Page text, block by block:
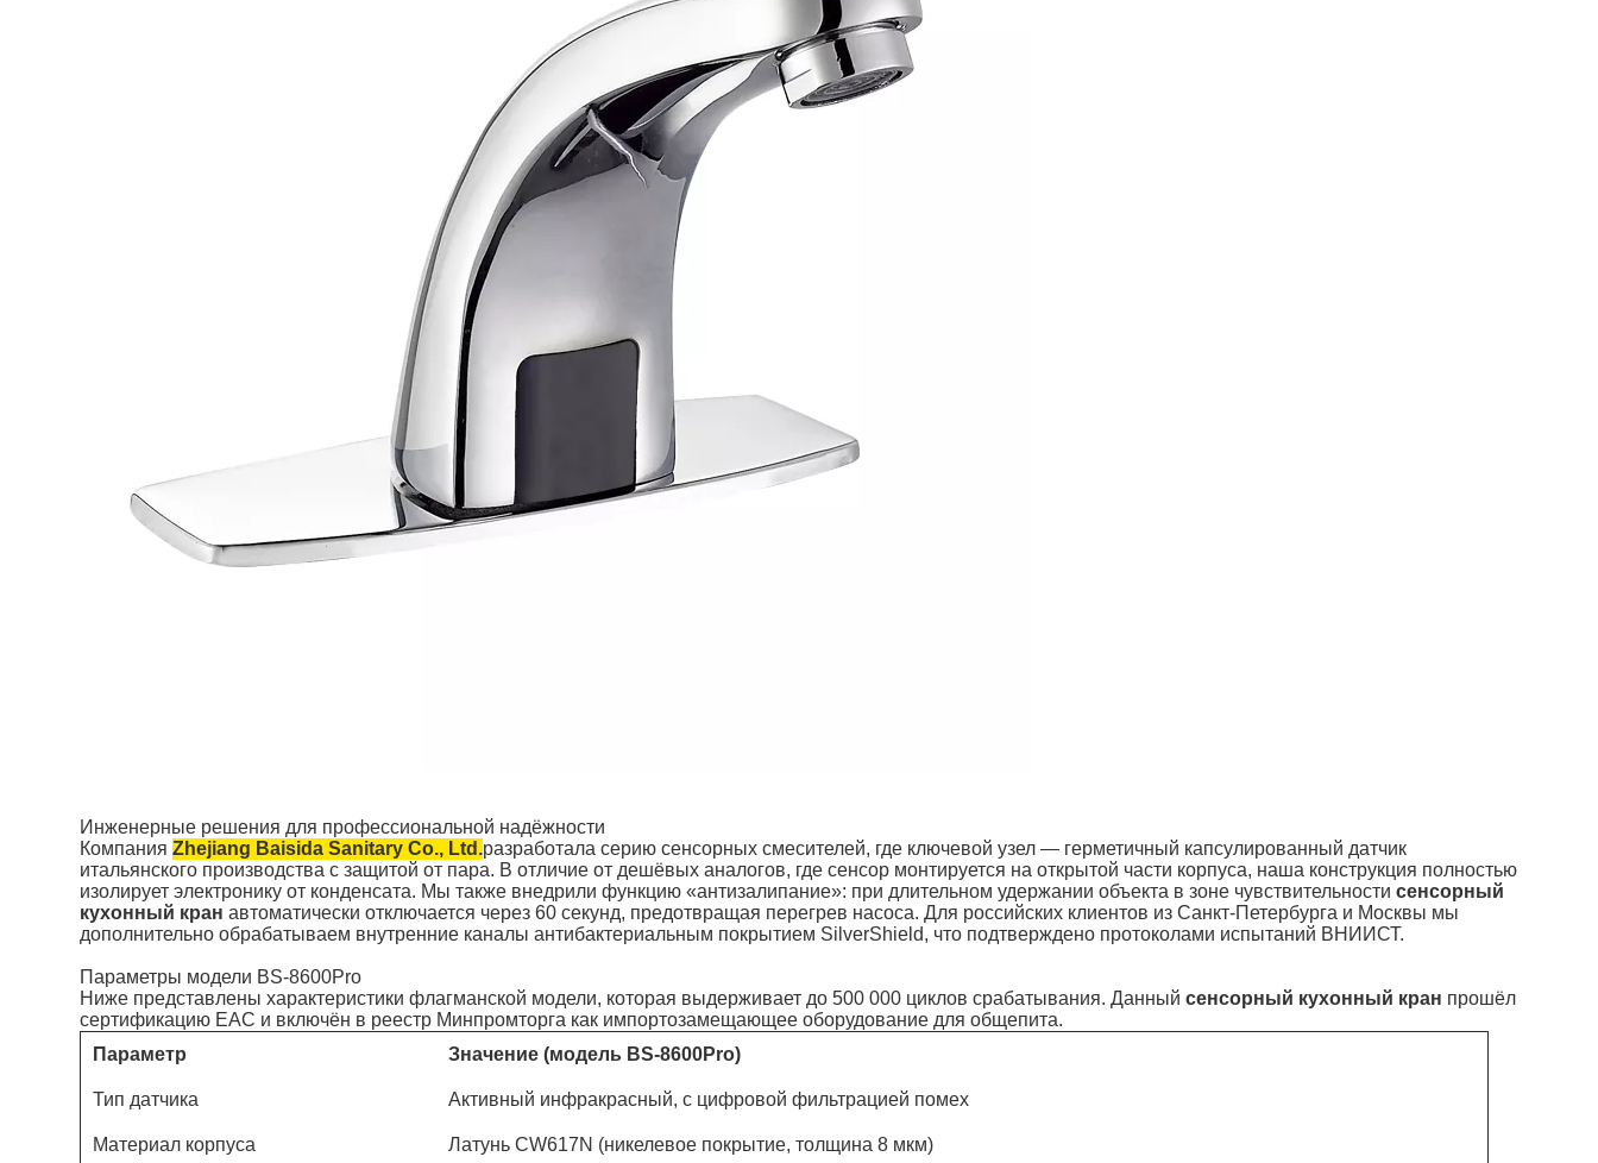
Инженерные решения для профессиональной надёжности
КомпанияZhejiang Baisida Sanitary Co., Ltd.разработала серию сенсорных смесителей, где ключевой узел — герметичный капсулированный датчик
итальянского производства с защитой от пара. В отличие от дешёвых аналогов, где сенсор монтируется на открытой части корпуса, наша конструкция полностью
изолирует электронику от конденсата. Мы также внедрили функцию «антизалипание»: при длительном удержании объекта в зоне чувствительностисенсорный
кухонный кран автоматически отключается через 60 секунд, предотвращая перегрев насоса. Для российских клиентов из Санкт-Петербурга и Москвы мы
дополнительно обрабатываем внутренние каналы антибактериальным покрытием SilverShield, что подтверждено протоколами испытаний ВНИИСТ.
Параметры модели BS-8600Pro
Ниже представлены характеристики флагманской модели, которая выдерживает до 500 000 циклов срабатывания. Данныйсенсорный кухонный кран прошёл
сертификацию EAC и включён в реестр Минпромторга как импортозамещающее оборудование для общепита.
Параметр
Значение (модель BS-8600Pro)
Тип датчика Активный инфракрасный, с цифровой фильтрацией помех
Материал корпуса Латунь CW617N (никелевое покрытие, толщина 8 мкм)